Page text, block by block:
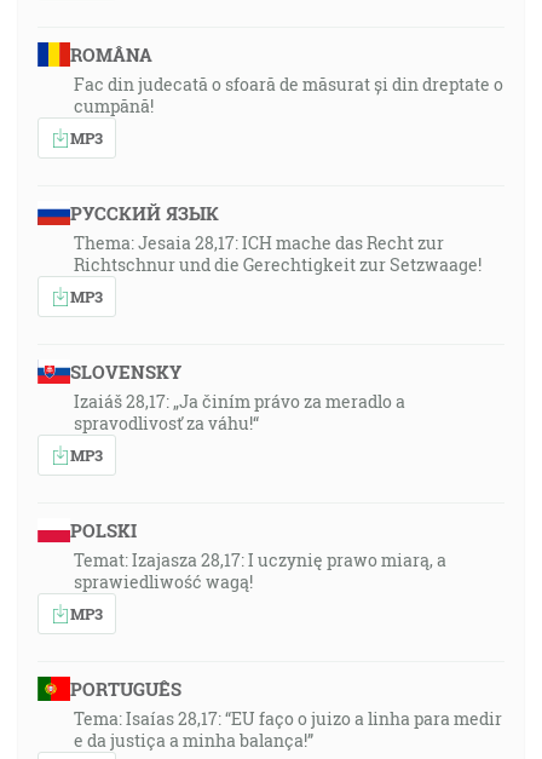
ROMÂNA
Fac din judecată o sfoară de măsurat și din dreptate o
cumpănă!
MP3
РУССКИЙ ЯЗЫК
Thema: Jesaia 28,17: ICH mache das Recht zur
Richtschnur und die Gerechtigkeit zur Setzwaage!
MP3
SLOVENSKY
Izaiáš 28,17: „Ja činím právo za meradlo a
spravodlivosť za váhu!“
MP3
POLSKI
Temat: Izajasza 28,17: I uczynię prawo miarą, a
sprawiedliwość wagą!
MP3
PORTUGUÊS
Tema: Isaías 28,17: “EU faço o juizo a linha para medir
e da justiça a minha balança!”